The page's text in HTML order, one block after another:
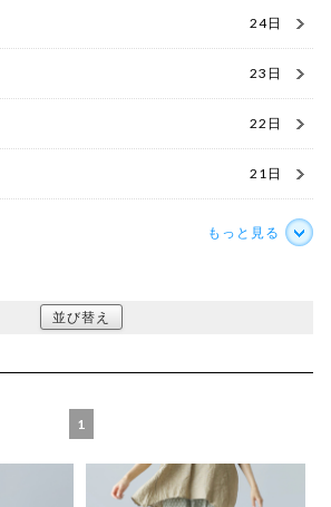
24日
23日
22日
21日
もっと見る
並び替え
1